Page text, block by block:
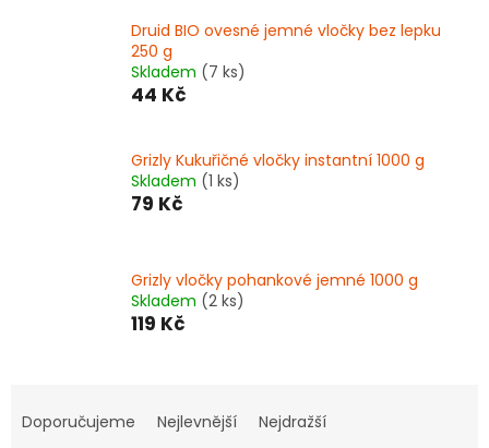
Druid BIO ovesné jemné vločky bez lepku
250 g
Skladem (7 ks)
44 Kč
Grizly Kukuřičné vločky instantní 1000 g
Skladem (1 ks)
79 Kč
Grizly vločky pohankové jemné 1000 g
Skladem (2 ks)
119 Kč
aDoporučujeme Nejlevnější
Nejdražší